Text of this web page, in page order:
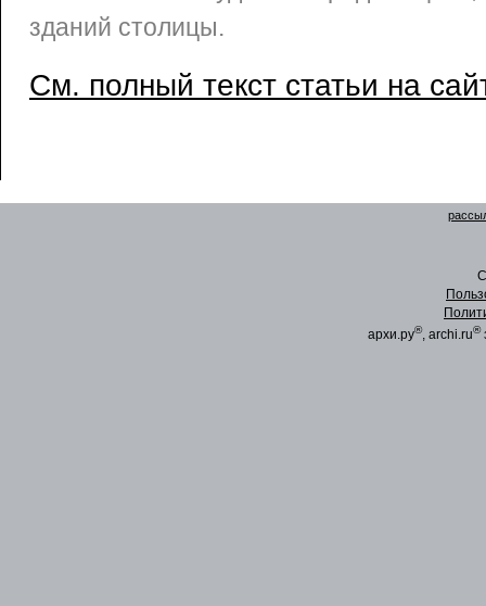
зданий столицы.
См. полный текст статьи на
архи.ру®, archi.ru®